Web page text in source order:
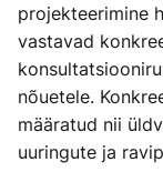
projekteerimine
vastavad
nõuetele.
määratud nii
uuringute ja